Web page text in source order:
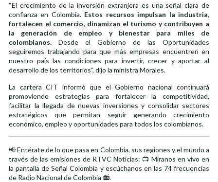
“El crecimiento de la inversión extranjera es una señal clara de
confianza en Colombia. Estos recursos impulsan la industria,
fortalecen el comercio, dinamizan el turismo y contribuyen a
la generación de empleo y bienestar para miles de
colombianos. Desde el Gobierno de las Oportunidades
seguiremos trabajando para que más empresas encuentren en
nuestro país las condiciones para invertir, crecer y aportar al
desarrollo de los territorios”, dijo la ministra Morales.
La cartera CIT informó que el Gobierno nacional continuará
promoviendo estrategias para fortalecer la competitividad,
facilitar la llegada de nuevas inversiones y consolidar sectores
estratégicos que permitan seguir generando crecimiento
económico, empleo y oportunidades para todos los colombianos.
📢 Entérate de lo que pasa en Colombia, sus regiones y el mundo a
través de las emisiones de RTVC Noticias: 📺 Míranos en vivo en
la pantalla de Señal Colombia y escúchanos en las 74 frecuencias
de Radio Nacional de Colombia 📻.